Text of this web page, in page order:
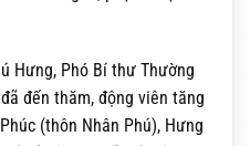
Hưng, Phó Bí thư Thường
đến thăm, động viên tăng
(thôn Nhân Phú), Hưng